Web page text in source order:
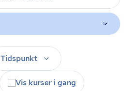
Tidspunkt
Vis kurser i gang